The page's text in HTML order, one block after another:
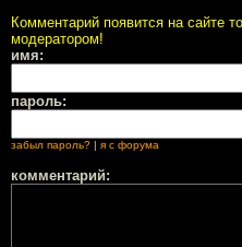
Комментарий появится на сайте
модератором!
имя:
пароль:
забыл пароль? | я с форума
комментарий: